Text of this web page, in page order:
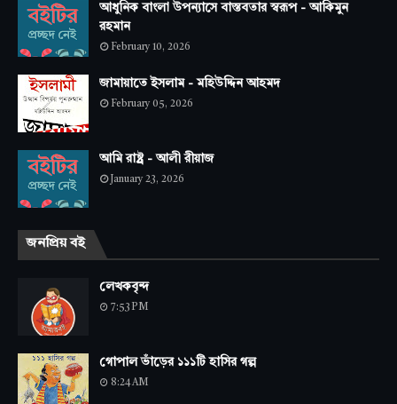
আধুনিক বাংলা উপন্যাসে বাস্তবতার স্বরূপ - আকিমুন
রহমান
February 10, 2026
জামায়াতে ইসলাম - মহিউদ্দিন আহমদ
February 05, 2026
আমি রাষ্ট্র - আলী রীয়াজ
January 23, 2026
জনপ্রিয় বই
লেখকবৃন্দ
7:53 PM
গোপাল ভাঁড়ের ১১১টি হাসির গল্প
8:24 AM